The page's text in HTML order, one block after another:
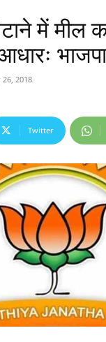
में मील
भाजपा
26, 2018
Twitter